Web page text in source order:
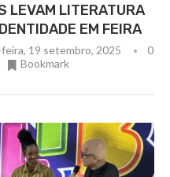
LEVAM LITERATURA
EM FEIRA
19 setembro, 2025
0
Bookmark